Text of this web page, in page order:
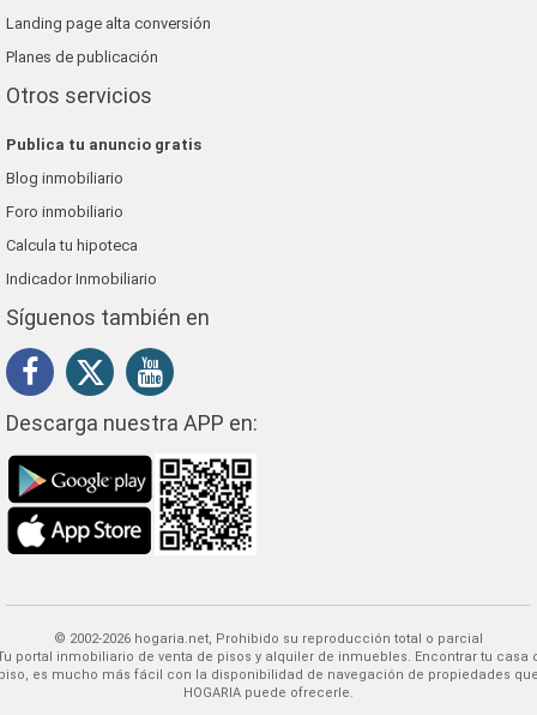
Landing page alta conversión
Planes de publicación
Otros servicios
Publica tu anuncio gratis
Blog inmobiliario
Foro inmobiliario
Calcula tu hipoteca
Indicador Inmobiliario
Síguenos también en
Descarga nuestra APP en:
© 2002-2026 hogaria.net, Prohibido su reproducción total o parcial
Encontrar tu casa o
es mucho más fácil con la disponibilidad de navegación de propiedades
HOGARIA puede ofrecerle.